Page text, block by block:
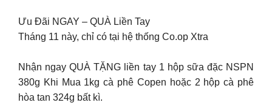
Ưu Đãi NGAY – QUÀ Liền Tay
Tháng 11 này, chỉ có tại hệ thống Co.op Xtra
Nhận ngay QUÀ TẶNG liền tay 1 hộp sữa đặc NSPN
380g Khi Mua 1kg cà phê Copen hoặc 2 hộp cà phê
hòa tan 324g bất kì.